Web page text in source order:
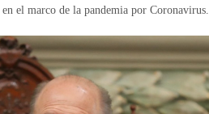
el marco de la pandemia por Coronavirus.